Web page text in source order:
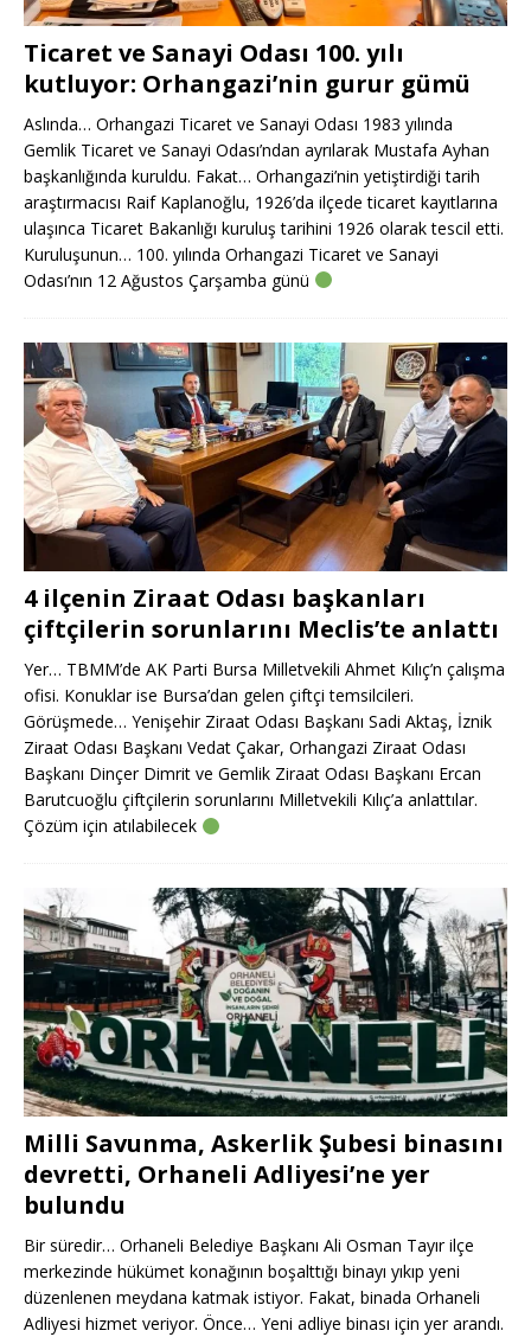
Ticaret ve Sanayi Odası 100. yılı
kutluyor: Orhangazi’nin gurur gümü
Aslında… Orhangazi Ticaret ve Sanayi Odası 1983 yılında
Gemlik Ticaret ve Sanayi Odası’ndan ayrılarak Mustafa Ayhan
başkanlığında kuruldu. Fakat… Orhangazi’nin yetiştirdiği tarih
araştırmacısı Raif Kaplanoğlu, 1926’da ilçede ticaret kayıtlarına
ulaşınca Ticaret Bakanlığı kuruluş tarihini 1926 olarak tescil etti.
Kuruluşunun… 100. yılında Orhangazi Ticaret ve Sanayi
Odası’nın 12 Ağustos Çarşamba günü
4 ilçenin Ziraat Odası başkanları
çiftçilerin sorunlarını Meclis’te anlattı
Yer… TBMM’de AK Parti Bursa Milletvekili Ahmet Kılıç’n çalışma
ofisi. Konuklar ise Bursa’dan gelen çiftçi temsilcileri.
Görüşmede… Yenişehir Ziraat Odası Başkanı Sadi Aktaş, İznik
Ziraat Odası Başkanı Vedat Çakar, Orhangazi Ziraat Odası
Başkanı Dinçer Dimrit ve Gemlik Ziraat Odası Başkanı Ercan
Barutcuoğlu çiftçilerin sorunlarını Milletvekili Kılıç’a anlattılar.
Çözüm için atılabilecek
Milli Savunma, Askerlik Şubesi binasını
devretti, Orhaneli Adliyesi’ne yer
bulundu
Bir süredir… Orhaneli Belediye Başkanı Ali Osman Tayır ilçe
merkezinde hükümet konağının boşalttığı binayı yıkıp yeni
düzenlenen meydana katmak istiyor. Fakat, binada Orhaneli
Adliyesi hizmet veriyor. Önce… Yeni adliye binası için yer arandı.